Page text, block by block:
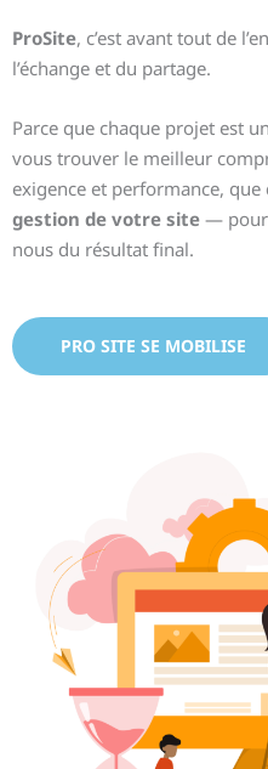
ProSite, c’est avant tout de
l’échange et du partage.
Parce que chaque projet est
vous trouver le meilleur
exigence et performance, que
gestion de votre site — pour
nous du résultat final.
PRO SITE SE MOBILISE